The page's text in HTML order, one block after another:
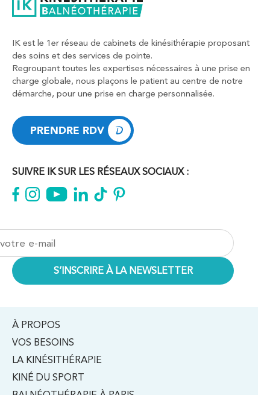
IK est le 1er réseau de cabinets de kinésithérapie proposant
des soins et des services de pointe.
Regroupant toutes les expertises nécessaires à une prise en
charge globale, nous plaçons le patient au centre de notre
démarche, pour une prise en charge personnalisée.
PRENDRE RDV
SUIVRE IK SUR LES RÉSEAUX SOCIAUX :
À PROPOS
VOS BESOINS
LA KINÉSITHÉRAPIE
KINÉ DU SPORT